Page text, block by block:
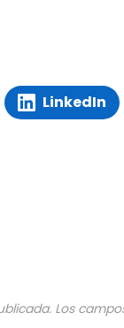
LinkedIn
Los